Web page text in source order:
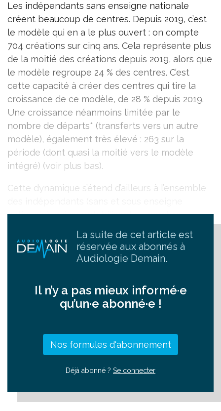
Les indépendants sans enseigne nationale
créent beaucoup de centres. Depuis 2019, c’est
le modèle qui en a le plus ouvert : on compte
704 créations sur cinq ans. Cela représente plus
de la moitié des créations depuis 2019, alors que
le modèle regroupe 24 % des centres. C’est
cette capacité à créer des centres qui tire la
croissance de ce modèle, de 28 % depuis 2019.
Une croissance néanmoins limitée par le
nombre de départs* (transferts vers un autre
modèle), également très élevé : 263 sur la
période (dont quasi la moitié vers le modèle
intégré) (voir plus bas).
Cette dynamique s’étend d’ailleurs à l’ensemble
nationale), qui comptabilisent un nombre
important de créations (1 009), en partie modéré
par de nombreux rachats par les modèles
succursaliste et intégré – 295 au total (205 pour
entre 2019 et 2023 (lireUn secteur dynamique
malgré une apparente stabilité).
La suite de cet article est
réservée aux abonnés à
Audiologie Demain.
Il n’y a pas mieux informé·e
qu’un·e abonné·e !
Nos formules d'abonnement
Déjà abonné ? Se connecter